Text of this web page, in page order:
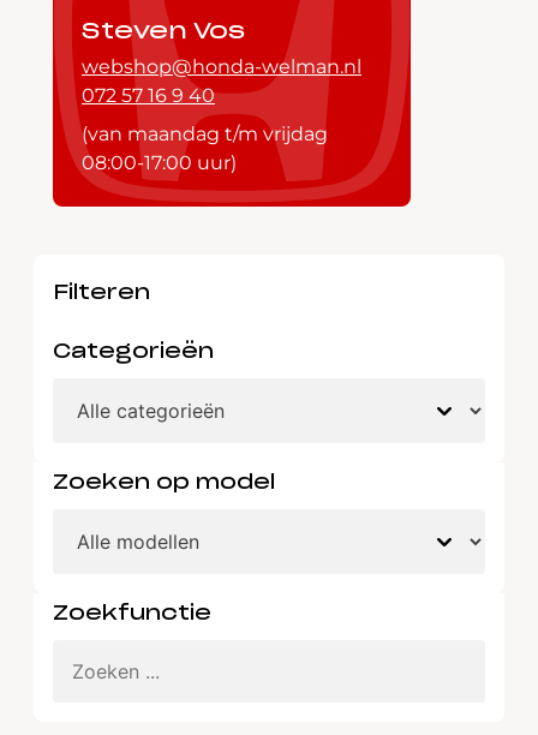
Steven Vos
webshop@honda-welman.nl
072 57 16 9 40
(van maandag t/m vrijdag
08:00-17:00 uur)
Filteren
Categorieën
Zoeken op model
Zoekfunctie